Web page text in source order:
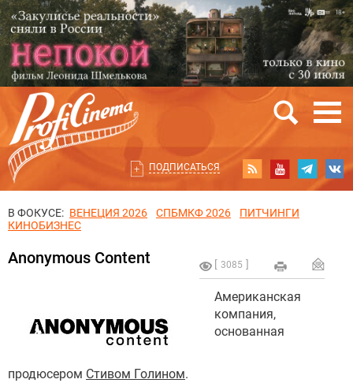
ПОДПИСАТЬСЯ
В ФОКУСЕ: ВЕНЕЦИЯ 2026 СПБМКФ 2026
ПИТЧИНГИ
КИНОБИЗНЕС
3085
Anonymous Content
Американская
компания,
основанная
продюсером Стивом Голином.